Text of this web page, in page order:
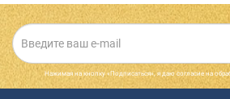
Нажимая на кнопку «Подписаться», я даю cогласие на